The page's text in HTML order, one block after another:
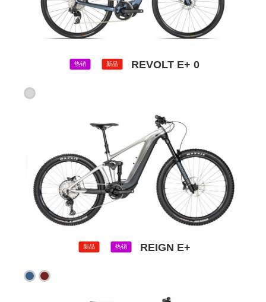
热销 新品 REVOLT E+ 0
新品 热销 REIGN E+